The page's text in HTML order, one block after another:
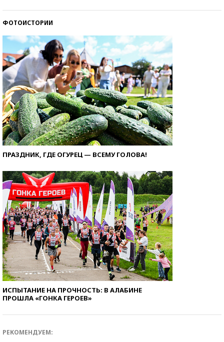
ФОТОИСТОРИИ
ПРАЗДНИК, ГДЕ ОГУРЕЦ — ВСЕМУ ГОЛОВА!
ИСПЫТАНИЕ НА ПРОЧНОСТЬ: В АЛАБИНЕ
ПРОШЛА «ГОНКА ГЕРОЕВ»
РЕКОМЕНДУЕМ: